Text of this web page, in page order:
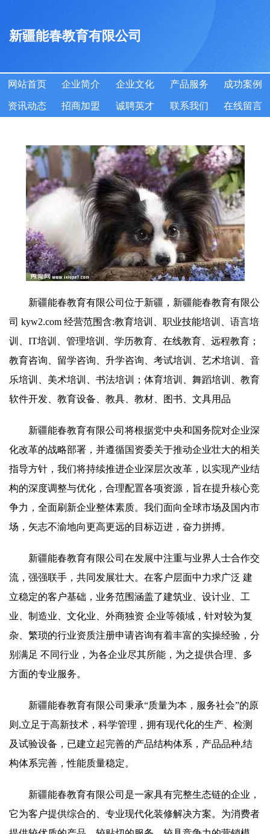
新疆能春教育有限公司
网站首页 企业简介 企业文化 产品服务 成功案例
资讯动态 招商加盟 诚聘英才 联系我们 在线留言
新疆能春教育有限公司位于新疆，新疆能春教育有限公
司 kyw2.com 经营范围含:教育培训、职业技能培训、语言培
训、IT培训、管理培训、学历教育、在线教育、远程教育；
教育咨询、留学咨询、升学咨询、考试培训、艺术培训、音
乐培训、美术培训、书法培训；体育培训、舞蹈培训、教育
软件开发、教育设备、教具、教材、图书、文具用品
新疆能春教育有限公司将根据党中央和国务院对企业深
化改革的战略部署，并遵循国资委关于推动企业壮大的相关
指导方针，我们将持续推进企业深层次改革，以实现产业结
构的深度调整与优化，合理配置各项资源，旨在提升核心竞
争力，全面刷新企业整体素质。我们面向全球市场及国内市
场，矢志不渝地向更高更远的目标迈进，奋力拼搏。
新疆能春教育有限公司在发展中注重与业界人士合作交
流，强强联手，共同发展壮大。在客户层面中力求广泛 建
立稳定的客户基础，业务范围涵盖了建筑业、设计业、工
业、制造业、文化业、外商独资 企业等领域，针对较为复
杂、繁琐的行业资质注册申请咨询有着丰富的实操经验，分
别满足 不同行业，为各企业尽其所能，为之提供合理、多
方面的专业服务。
新疆能春教育有限公司秉承“质量为本，服务社会”的原
则,立足于高新技术，科学管理，拥有现代化的生产、检测
及试验设备，已建立起完善的产品结构体系，产品品种,结
构体系完善，性能质量稳定。
新疆能春教育有限公司是一家具有完整生态链的企业，
它为客户提供综合的、专业现代化装修解决方案。为消费者